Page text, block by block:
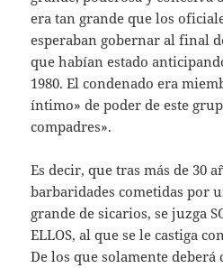
era tan grande que los
esperaban gobernar al final
que habían estado
1980. El condenado era
íntimo» de poder de este
compadres».
Es decir, que tras más de 30
barbaridades cometidas por
grande de sicarios, se juzga
ELLOS, al que se le castiga
De los que solamente